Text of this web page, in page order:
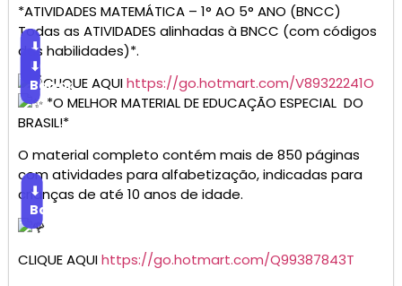
*ATIVIDADES MATEMÁTICA – 1° AO 5° ANO (BNCC)
Todas as ATIVIDADES alinhadas à BNCC (com códigos
das habilidades)*.
⬇
Baixar
CLIQUE AQUIhttps://go.hotmart.com/V89322241O
⬇
Baixar
*O MELHOR MATERIAL DE EDUCAÇÃO ESPECIAL DO
BRASIL!*
O material completo contém mais de 850 páginas
com atividades para alfabetização, indicadas para
crianças de até 10 anos de idade.
⬇
Baixar
CLIQUE AQUIhttps://go.hotmart.com/Q99387843T